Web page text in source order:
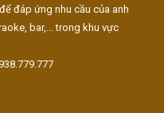
đáp ứng nhu cầu của anh
bar,... trong khu vực